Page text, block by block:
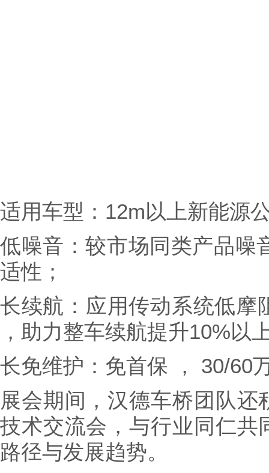
适用车型：12m以上新能源
低噪音：较市场同类产品噪
适性；
长续航：应用传动系统低摩
，助力整车续航提升10%以
长免维护：免首保 ， 30/60
展会期间，汉德车桥团队
技术交流会，与行业同仁共
路径与发展趋势。